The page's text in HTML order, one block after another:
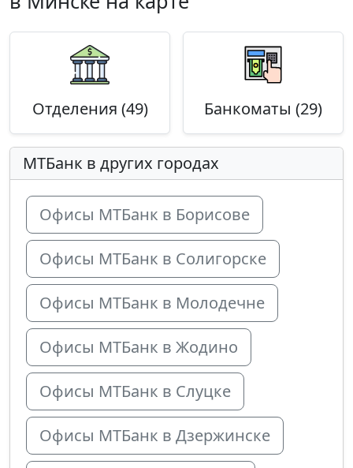
Отделения (49) Банкоматы (29)
МТБанк в других городах
Офисы МТБанк в Борисове
Офисы МТБанк в Солигорске
Офисы МТБанк в Молодечне
Офисы МТБанк в Жодино
Офисы МТБанк в Слуцке
Офисы МТБанк в Дзержинске